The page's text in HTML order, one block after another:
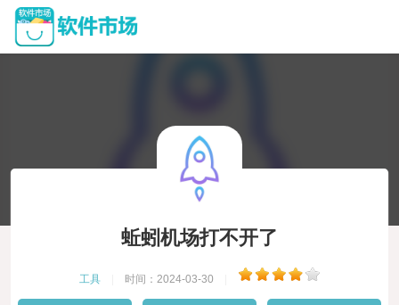
蚯蚓机场打不开了
工具 时间：2024-03-30